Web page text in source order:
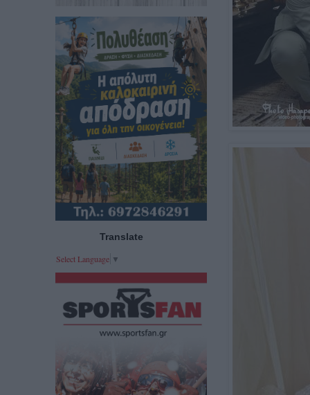
Translate
Select Language ▼